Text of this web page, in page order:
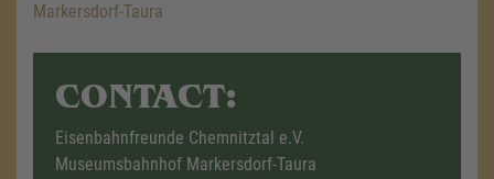
Markersdorf-Taura
CONTACT:
Eisenbahnfreunde Chemnitztal e.V.
Museumsbahnhof Markersdorf-Taura